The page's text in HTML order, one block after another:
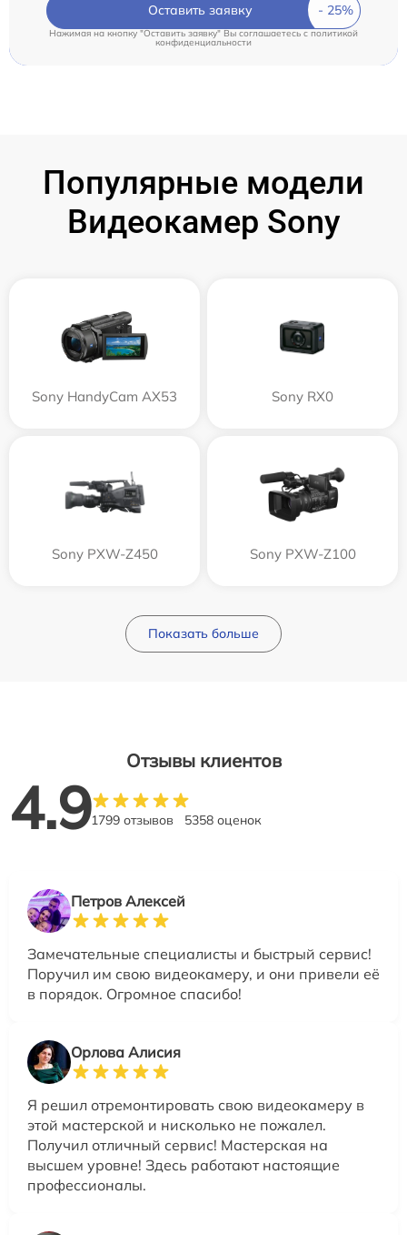
Оставить заявку
Нажимая на кнопку "Оставить заявку" Вы соглашаетесь cполитикой
конфиденциальности
Популярные модели
Видеокамер Sony
Sony HandyCam AX53 Sony RX0
Sony PXW-Z450 Sony PXW-Z100
Показать больше
Отзывы клиентов
4.91799 отзывов 5358 оценок
Петров Алексей
Замечательные специалисты и быстрый сервис!
Поручил им свою видеокамеру, и они привели её
в порядок. Огромное спасибо!
Орлова Алисия
Я решил отремонтировать свою видеокамеру в
этой мастерской и нисколько не пожалел.
Получил отличный сервис! Мастерская на
высшем уровне! Здесь работают настоящие
профессионалы.